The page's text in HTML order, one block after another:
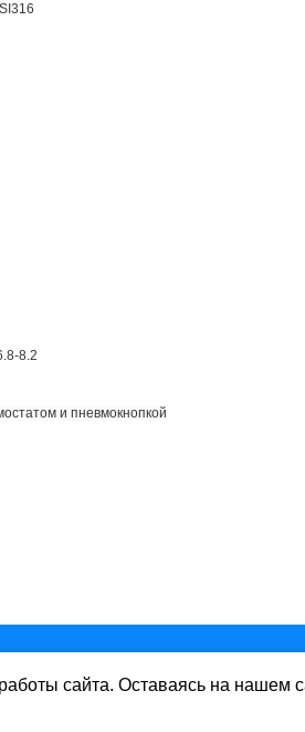
8.2
и пневмокнопкой
www.mirbass.ru
бе разрешения запрещена. Все
сайта. Оставаясь на нашем